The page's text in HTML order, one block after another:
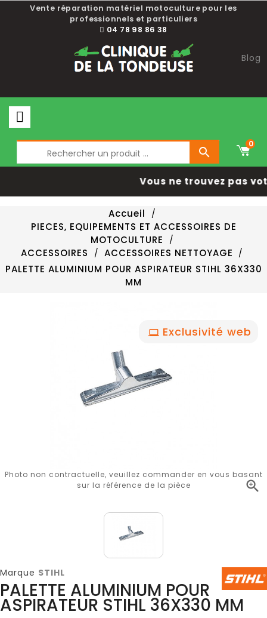
Vente réparation matériel motoculture pour les
professionnels et particuliers
04 78 98 86 38
Blog

0
Vous ne trouvez pas
Accueil
PIECES, EQUIPEMENTS ET ACCESSOIRES DE
MOTOCULTURE
ACCESSOIRES
ACCESSOIRES NETTOYAGE
PALETTE ALUMINIUM POUR ASPIRATEUR STIHL 36X330
MM
Exclusivité web

Photo non contractuelle, veuillez commander en vous basant
sur la référence de la pièce
Marque STIHL
PALETTE ALUMINIUM POUR
ASPIRATEUR STIHL 36X330 MM